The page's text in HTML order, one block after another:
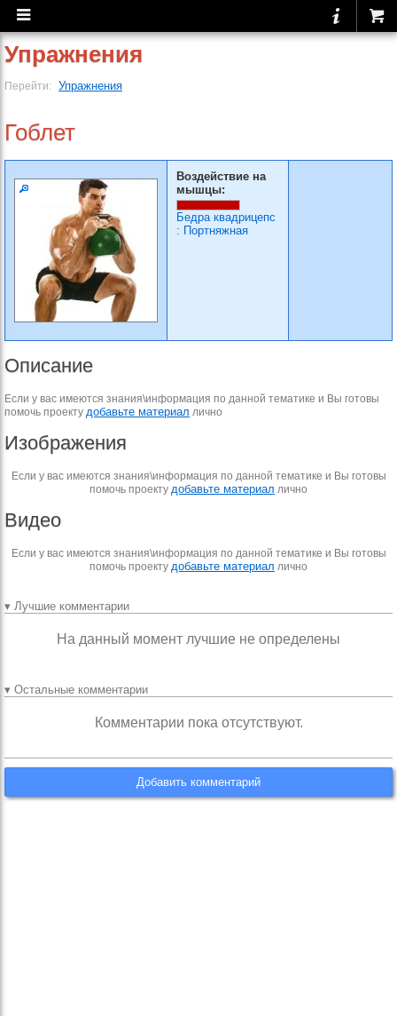
Упражнения
Перейти: Упражнения
Гоблет
Воздействие на
мышцы:
Бедра квадрицепс
: Портняжная
Описание
Если у вас имеются знания\информация по данной тематике и Вы готовы
помочь проекту добавьте материал лично
Изображения
Если у вас имеются знания\информация по данной тематике и Вы готовы
помочь проекту добавьте материал лично
Видео
Если у вас имеются знания\информация по данной тематике и Вы готовы
помочь проекту добавьте материал лично
▾ Лучшие комментарии
На данный момент лучшие не определены
▾ Остальные комментарии
Комментарии пока отсутствуют.
Добавить комментарий